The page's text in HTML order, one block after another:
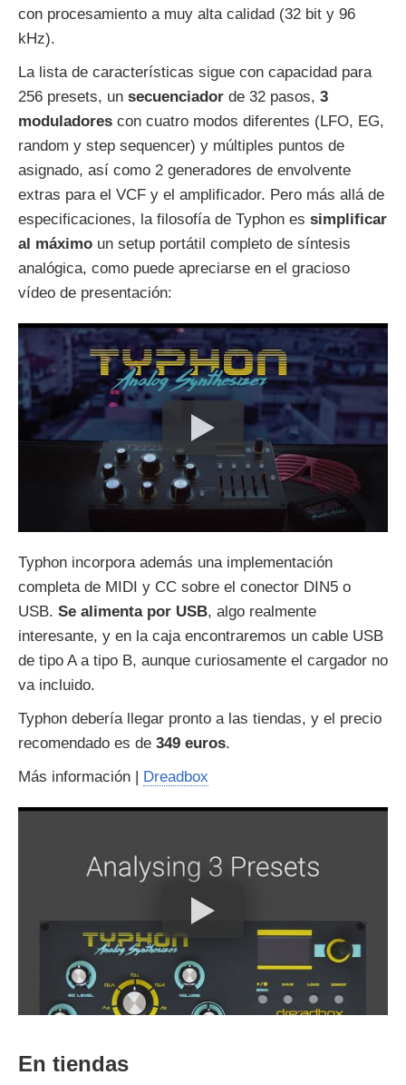
con procesamiento a muy alta calidad (32 bit y 96
kHz).
La lista de características sigue con capacidad para
256 presets, un secuenciador de 32 pasos, 3
moduladores con cuatro modos diferentes (LFO, EG,
random y step sequencer) y múltiples puntos de
asignado, así como 2 generadores de envolvente
extras para el VCF y el amplificador. Pero más allá de
especificaciones, la filosofía de Typhon es simplificar
al máximo un setup portátil completo de síntesis
analógica, como puede apreciarse en el gracioso
vídeo de presentación:
Typhon incorpora además una implementación
completa de MIDI y CC sobre el conector DIN5 o
USB. Se alimenta por USB, algo realmente
interesante, y en la caja encontraremos un cable USB
de tipo A a tipo B, aunque curiosamente el cargador no
va incluido.
Typhon debería llegar pronto a las tiendas, y el precio
recomendado es de 349 euros.
Más información | Dreadbox
En tiendas